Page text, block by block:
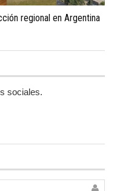
regional en Argentina
sociales.